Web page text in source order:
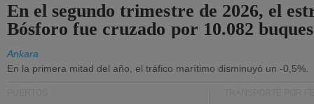
En el segundo trimestre de 2026, el
Bósforo fue cruzado por 10.082
Ankara
En la primera mitad del año, el tráfico marítimo disminuyó un -0,5%.